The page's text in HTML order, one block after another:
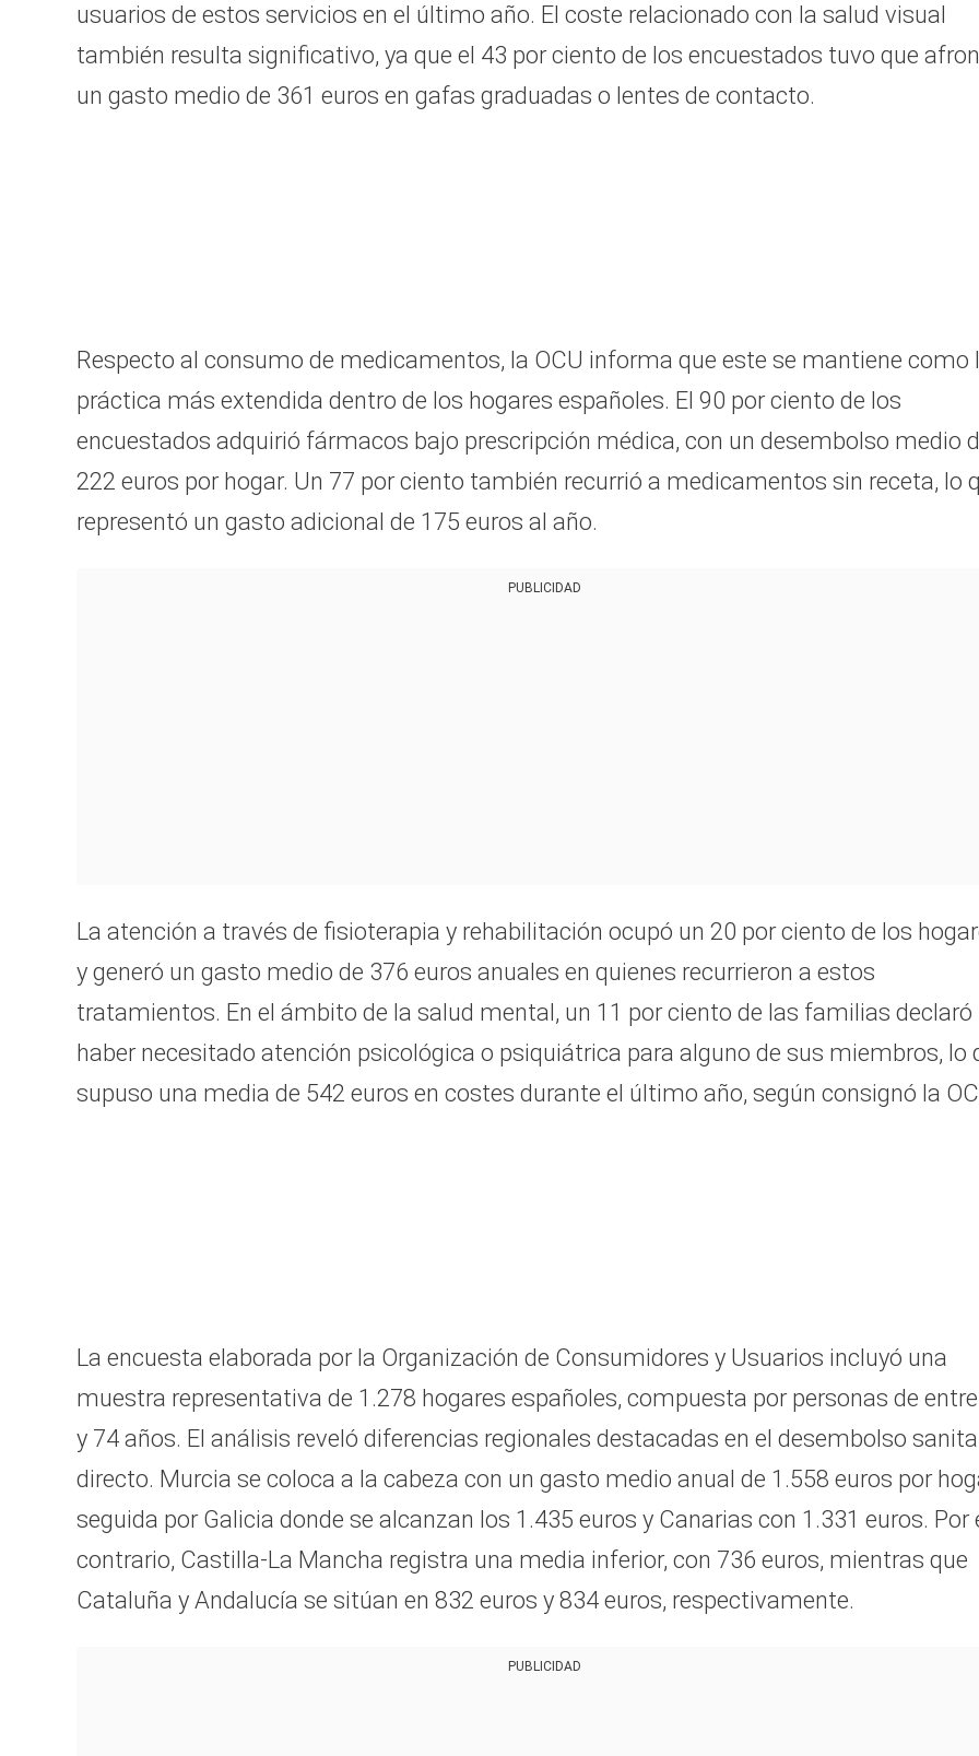
usuarios de estos servicios en el último año. El coste relacionado con la salud visual
también resulta significativo, ya que el 43 por ciento de los encuestados tuvo que
un gasto medio de 361 euros en gafas graduadas o lentes de contacto.
Respecto al consumo de medicamentos, la OCU informa que este se mantiene como
práctica más extendida dentro de los hogares españoles. El 90 por ciento de los
encuestados adquirió fármacos bajo prescripción médica, con un desembolso medio
222 euros por hogar. Un 77 por ciento también recurrió a medicamentos sin receta, lo
representó un gasto adicional de 175 euros al año.
PUBLICIDAD
La atención a través de fisioterapia y rehabilitación ocupó un 20 por ciento de los
y generó un gasto medio de 376 euros anuales en quienes recurrieron a estos
tratamientos. En el ámbito de la salud mental, un 11 por ciento de las familias declaró
haber necesitado atención psicológica o psiquiátrica para alguno de sus miembros, lo
supuso una media de 542 euros en costes durante el último año, según consignó la
La encuesta elaborada por la Organización de Consumidores y Usuarios incluyó una
muestra representativa de 1.278 hogares españoles, compuesta por personas de
y 74 años. El análisis reveló diferencias regionales destacadas en el desembolso
directo. Murcia se coloca a la cabeza con un gasto medio anual de 1.558 euros por
seguida por Galicia donde se alcanzan los 1.435 euros y Canarias con 1.331 euros. Por
contrario, Castilla-La Mancha registra una media inferior, con 736 euros, mientras que
Cataluña y Andalucía se sitúan en 832 euros y 834 euros, respectivamente.
PUBLICIDAD